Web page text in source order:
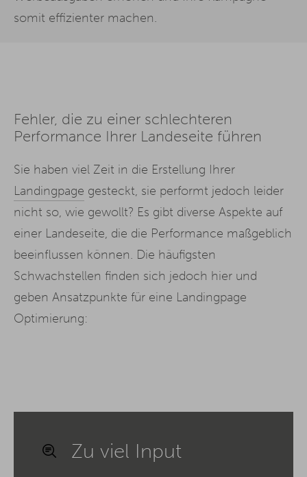
somit effizienter machen.
Fehler, die zu einer schlechteren
Performance Ihrer Landeseite führen
Sie haben viel Zeit in die Erstellung Ihrer
Landingpage gesteckt, sie performt jedoch leider
nicht so, wie gewollt? Es gibt diverse Aspekte auf
einer Landeseite, die die Performance maßgeblich
beeinflussen können. Die häufigsten
Schwachstellen finden sich jedoch hier und
geben Ansatzpunkte für eine Landingpage
Optimierung:
Zu viel Input